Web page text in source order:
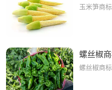
玉米笋商
螺丝椒
螺丝椒商